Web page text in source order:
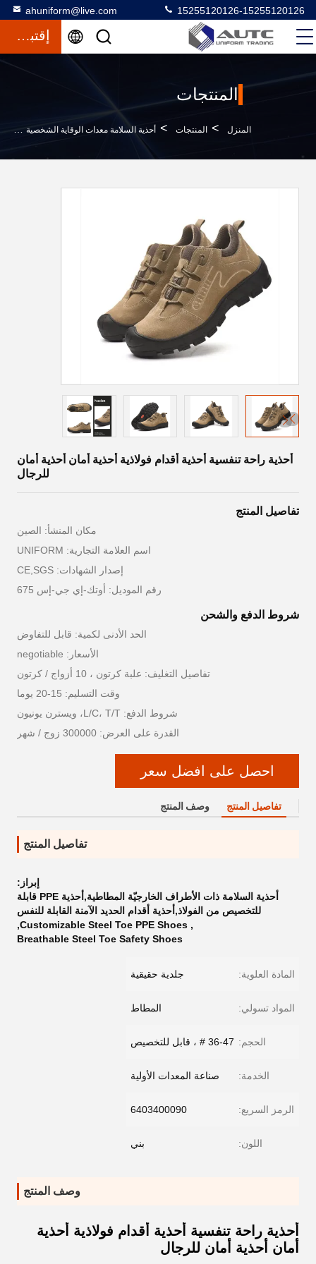
ahuniform@live.com 15255120126-15255120126
إقتباس
المنتجات
المنزل > المنتجات > أحذية السلامة معدات الوقاية الشخصية >
أحذية راحة تنفسية أحذية أقدام فولاذية أحذية أمان أحذية أمان
للرجال
تفاصيل المنتج
مكان المنشأ: الصين
اسم العلامة التجارية: UNIFORM
إصدار الشهادات: CE,SGS
رقم الموديل: أوتك-إي جي-إس 675
شروط الدفع والشحن
الحد الأدنى لكمية: قابل للتفاوض
الأسعار: negotiable
تفاصيل التغليف: علبة كرتون ، 10 أزواج / كرتون
وقت التسليم: 15-20 يوما
شروط الدفع: L/C، T/T، ويسترن يونيون
القدرة على العرض: 300000 زوج / شهر
احصل على افضل سعر
تفاصيل المنتج وصف المنتج
تفاصيل المنتج
إبراز:
أحذية السلامة ذات الأطراف الخارجيّة المطاطية,أحذية PPE قابلة
للتخصيص من الفولاذ,أحذية أقدام الحديد الآمنة القابلة للنفس
,
Customizable Steel Toe PPE Shoes
,
Breathable Steel Toe Safety Shoes
المادة العلوية: جلدية حقيقية
المواد تسولي: المطاط
الحجم: 36-47 # ، قابل للتخصيص
الخدمة: صناعة المعدات الأولية
الرمز السريع: 6403400090
اللون: بني
وصف المنتج
أحذية راحة تنفسية أحذية أقدام فولاذية أحذية
أمان أحذية أمان للرجال